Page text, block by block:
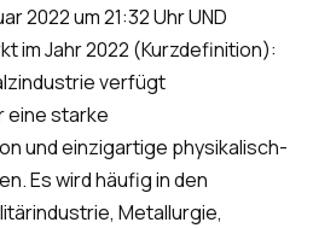
2022 um 21:32 Uhr UND
im Jahr 2022 (Kurzdefinition):
verfügt
eine starke
und einzigartige physikalisch-
Es wird häufig in den
Metallurgie,